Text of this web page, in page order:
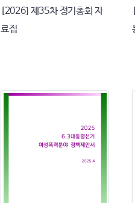
[2026] 제35차 정기총회 자
료집